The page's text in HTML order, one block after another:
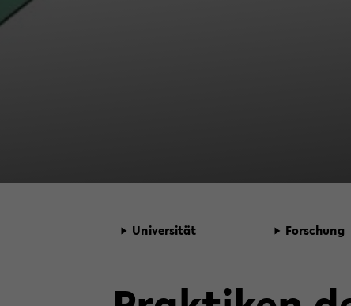
Uni­ver­si­tät For­schung